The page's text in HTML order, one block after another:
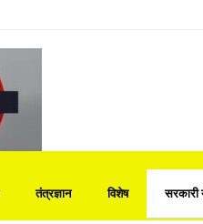
तंत्रज्ञान विशेष सरकारी